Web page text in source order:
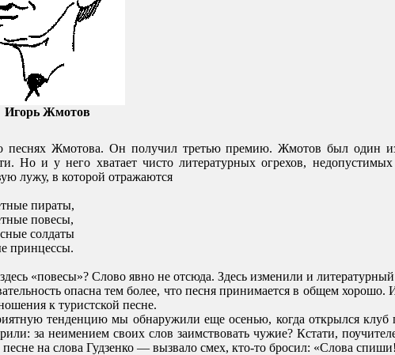
Жмотов
песнях Жмотова. Он получил третью премию. Жмотов был один
Но и у него хватает чисто литературных огрехов,
лужу, в которой отражаются
пираты,
повесы,
солдаты
принцессы.
«повесы»? Слово явно не отсюда. Здесь изменили и
опасна тем более, что песня принимается в общем
к туристской песне.
тенденцию мы обнаружили еще осенью, когда открылся
за неимением своих слов заимствовать чужие? Кстати,
на слова Гудзенко — вызвало смех, кто-то бросил: «Слова